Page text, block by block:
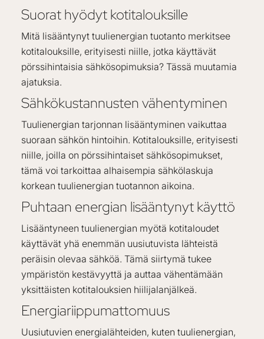
Suorat hyödyt kotitalouksille
Mitä lisääntynyt tuulienergian tuotanto merkitsee
kotitalouksille, erityisesti niille, jotka käyttävät
pörssihintaisia sähkösopimuksia? Tässä muutamia
ajatuksia.
Sähkökustannusten vähentyminen
Tuulienergian tarjonnan lisääntyminen vaikuttaa
suoraan sähkön hintoihin. Kotitalouksille, erityisesti
niille, joilla on pörssihintaiset sähkösopimukset,
tämä voi tarkoittaa alhaisempia sähkölaskuja
korkean tuulienergian tuotannon aikoina.
Puhtaan energian lisääntynyt käyttö
Lisääntyneen tuulienergian myötä kotitaloudet
käyttävät yhä enemmän uusiutuvista lähteistä
peräisin olevaa sähköä. Tämä siirtymä tukee
ympäristön kestävyyttä ja auttaa vähentämään
yksittäisten kotitalouksien hiilijalanjälkeä.
Energiariippumattomuus
Uusiutuvien energialähteiden, kuten tuulienergian,